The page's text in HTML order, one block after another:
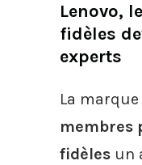
Lenovo,
fidèles
experts
La
membres
fidèles un